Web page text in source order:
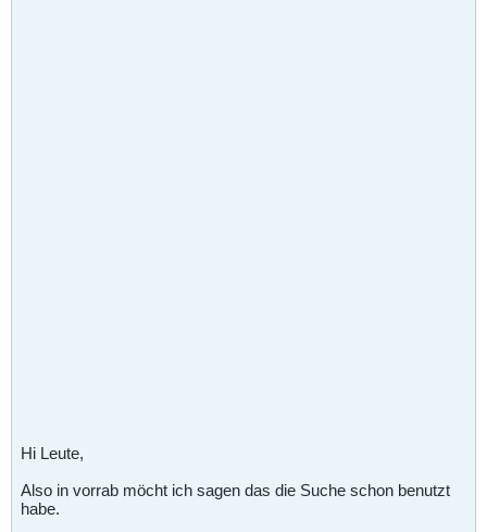
Hi Leute,
Also in vorrab möcht ich sagen das die Suche schon benutzt
habe.